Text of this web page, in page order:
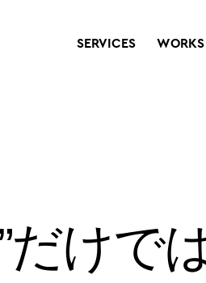
SERVICES WORKS
だけで